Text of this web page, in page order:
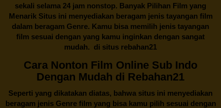
sekali selama 24 jam nonstop. Banyak Pilihan Film yang
Menarik Situs ini menyediakan beragam jenis tayangan film
dalam beragam Genre. Kamu bisa memilih jenis tayangan
film sesuai dengan yang kamu inginkan dengan sangat
mudah. di situs rebahan21
Cara Nonton Film Online Sub Indo
Dengan Mudah di Rebahan21
Seperti yang dikatakan diatas, bahwa situs ini menyediakan
beragam jenis Genre film yang bisa kamu pilih sesuai dengan